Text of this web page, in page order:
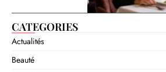
CATEGORIES
Actualités
Beauté